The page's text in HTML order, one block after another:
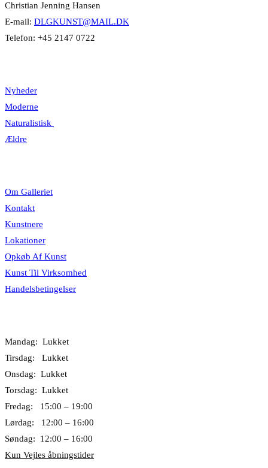
Christian Jenning Hansen
E-mail: DLGKUNST@MAIL.DK
Telefon: +45 2147 0722
Nyheder
Moderne
Naturalistisk
Ældre
Om Galleriet
Kontakt
Kunstnere
Lokationer
Opkøb Af Kunst
Kunst Til Virksomhed
Handelsbetingelser
Mandag: Lukket
Tirsdag: Lukket
Onsdag: Lukket
Torsdag: Lukket
Fredag: 15:00 – 19:00
Lørdag: 12:00 – 16:00
Søndag: 12:00 – 16:00
Kun Vejles åbningstider